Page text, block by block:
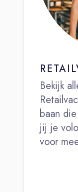
Bekijk
baan
jij je
voor